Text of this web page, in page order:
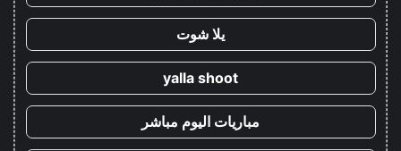
يلا شوت
yalla shoot
مباريات اليوم مباشر